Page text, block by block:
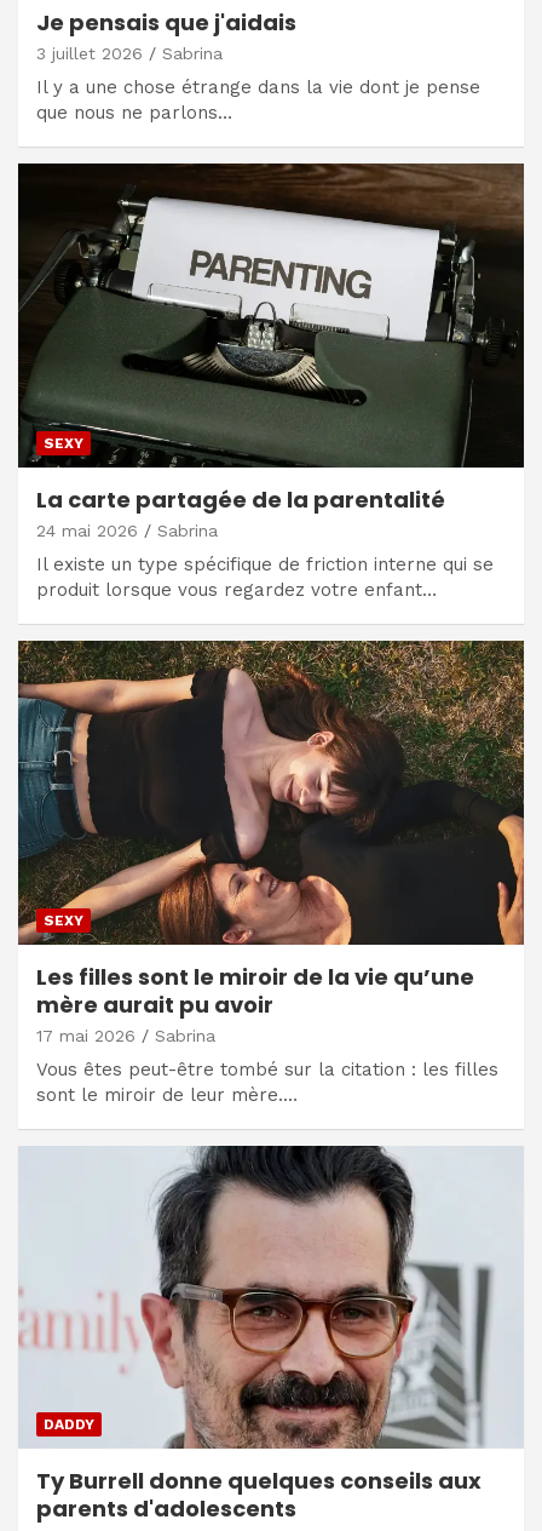
Je pensais que j'aidais
3 juillet 2026 Sabrina
Il y a une chose étrange dans la vie dont je pense
que nous ne parlons…
SEXY
La carte partagée de la parentalité
24 mai 2026 Sabrina
Il existe un type spécifique de friction interne qui se
produit lorsque vous regardez votre enfant…
SEXY
Les filles sont le miroir de la vie qu’une
mère aurait pu avoir
17 mai 2026 Sabrina
Vous êtes peut-être tombé sur la citation : les filles
sont le miroir de leur mère.…
DADDY
Ty Burrell donne quelques conseils aux
parents d'adolescents